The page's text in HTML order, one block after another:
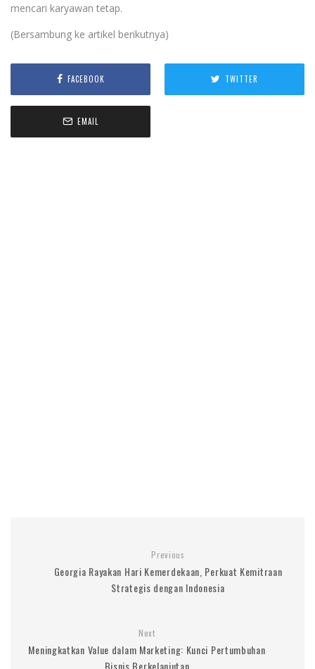
mencari karyawan tetap.
(Bersambung ke artikel berikutnya)
FACEBOOK TWITTER
EMAIL
Previous
Georgia Rayakan Hari Kemerdekaan, Perkuat Kemitraan
Strategis dengan Indonesia
Next
Meningkatkan Value dalam Marketing: Kunci Pertumbuhan
Bisnis Berkelanjutan